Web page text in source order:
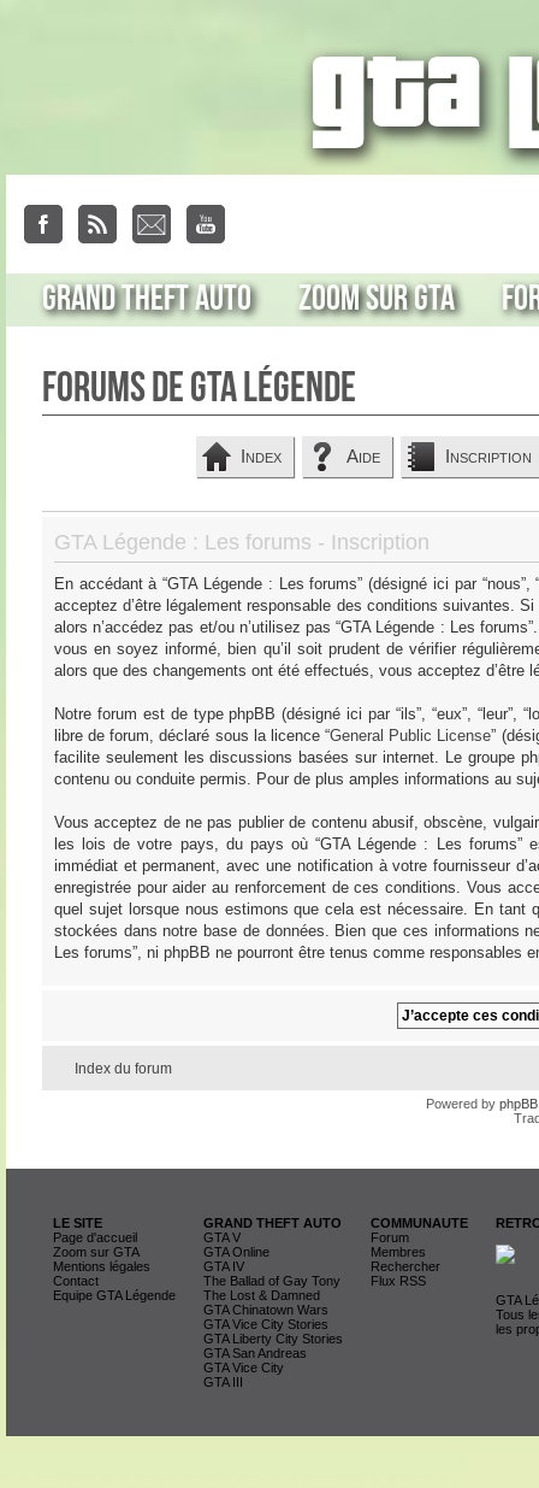
Grand Theft Auto Zoom sur GTA
Forums de GTA Légende
Index Aide Inscription
GTA Légende : Les forums - Inscription
En accédant à “GTA Légende : Les forums” (désigné ici par
acceptez d’être légalement responsable des conditions suivantes.
alors n’accédez pas et/ou n’utilisez pas “GTA Légende : Les
vous en soyez informé, bien qu’il soit prudent de vérifier
alors que des changements ont été effectués, vous acceptez
Notre forum est de type phpBB (désigné ici par “ils”, “eux”, “leur”,
libre de forum, déclaré sous la licence “General Public License”
facilite seulement les discussions basées sur internet. Le groupe
contenu ou conduite permis. Pour de plus amples informations au
Vous acceptez de ne pas publier de contenu abusif, obscène,
les lois de votre pays, du pays où “GTA Légende : Les
immédiat et permanent, avec une notification à votre fournisseur
enregistrée pour aider au renforcement de ces conditions. Vous
quel sujet lorsque nous estimons que cela est nécessaire. En tant
stockées dans notre base de données. Bien que ces informations
Les forums”, ni phpBB ne pourront être tenus comme
Index du forum
Powered by phpBB
LE SITE
Page d'accueil
Zoom sur GTA
Mentions légales
Contact
Equipe GTA Légende
GRAND THEFT AUTO
GTA V
GTA Online
GTA IV
The Ballad of Gay Tony
The Lost & Damned
GTA Chinatown Wars
GTA Vice City Stories
GTA Liberty City Stories
GTA San Andreas
GTA Vice City
GTA III
COMMUNAUTE
Forum
Membres
Rechercher
Flux RSS
GTA
Tous
les